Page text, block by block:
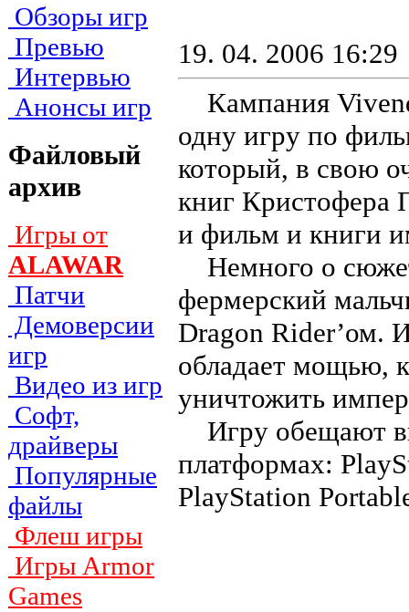
Обзоры игр
Превью
Интервью
Анонсы игр
Файловый
архив
Игры от
ALAWAR
Патчи
Демоверсии
игр
Видео из игр
Софт,
драйверы
Популярные
файлы
Флеш игры
Игры Armor
Games
19. 04. 2006 16:29
Кампания
одну игру по
который, в свою
книг Кристофера
и фильм и книги
Немного о
фермерский
Dragon Rider’ом.
обладает мощью,
уничтожить
Игру обещают
платформах:
PlayStation